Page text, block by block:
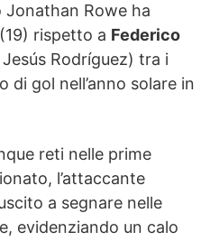
Jonathan Rowe ha
rispetto a Federico
Rodríguez) tra i
di gol nell’anno solare in
reti nelle prime
l’attaccante
a segnare nelle
evidenziando un calo